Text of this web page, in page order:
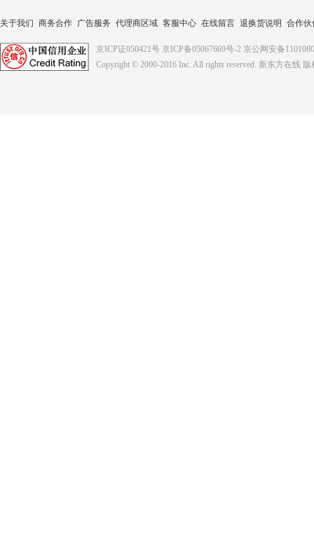
关于我们 商务合作 广告服务 代理商区域 客服中心 在线留言 退换货说明 合作伙
京ICP证050421号 京ICP备05067669号-2 京公网安备
Copyright © 2000-2016 Inc. All rights reserved. 新东方在线